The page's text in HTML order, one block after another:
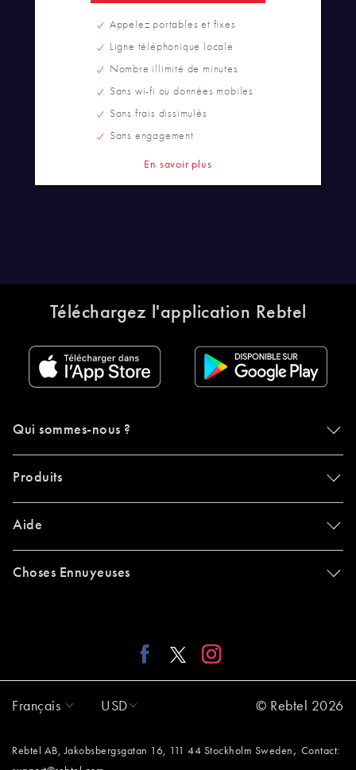
Appelez portables et fixes
Ligne téléphonique locale
Nombre illimité de minutes
Sans wi-fi ou données mobiles
Sans frais dissimulés
Sans engagement
En savoir plus
Téléchargez l'application Rebtel
Qui sommes-nous ?
Produits
Aide
Choses Ennuyeuses
Français USD © Rebtel 2026
Rebtel AB, Jakobsbergsgatan 16, 111 44 Stockholm Sweden , Contact: